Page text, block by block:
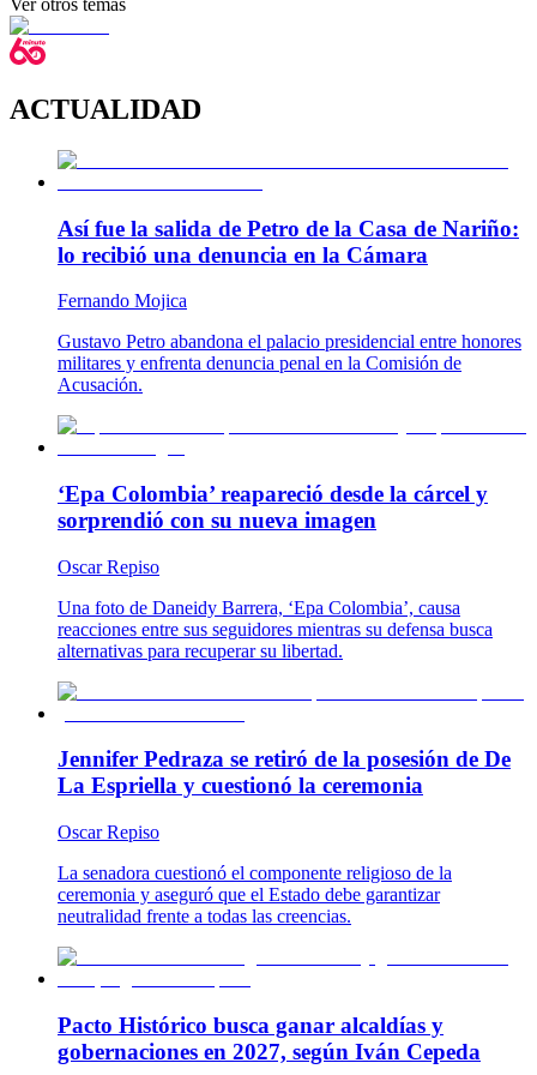
Ver otros temas
ACTUALIDAD
Así fue la salida de Petro de la Casa de Nariño:
lo recibió una denuncia en la Cámara
Fernando Mojica
Gustavo Petro abandona el palacio presidencial entre honores
militares y enfrenta denuncia penal en la Comisión de
Acusación.
‘Epa Colombia’ reapareció desde la cárcel y
sorprendió con su nueva imagen
Oscar Repiso
Una foto de Daneidy Barrera, ‘Epa Colombia’, causa
reacciones entre sus seguidores mientras su defensa busca
alternativas para recuperar su libertad.
Jennifer Pedraza se retiró de la posesión de De
La Espriella y cuestionó la ceremonia
Oscar Repiso
La senadora cuestionó el componente religioso de la
ceremonia y aseguró que el Estado debe garantizar
neutralidad frente a todas las creencias.
Pacto Histórico busca ganar alcaldías y
gobernaciones en 2027, según Iván Cepeda